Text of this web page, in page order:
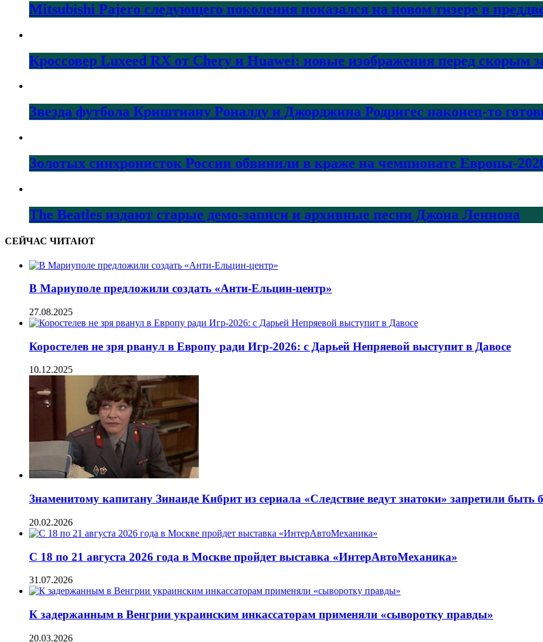
Mitsubishi Pajero следующего поколения показался на новом тизере в
Кроссовер Luxeed RX от Chery и Huawei: новые изображения перед скорым
Звезда футбола Криштиану Роналду и Джорджина Родригес наконец-то
Золотых синхронисток России обвинили в краже на чемпионате Европы-
The Beatles издают старые демо-записи и архивные песни Джона Леннона
СЕЙЧАС ЧИТАЮТ
В Мариуполе предложили создать «Анти-Ельцин-центр»
27.08.2025
Коростелев не зря рванул в Европу ради Игр-2026: с Дарьей Непряевой выступит в Давосе
10.12.2025
Знаменитому капитану Зинаиде Кибрит из сериала «Следствие ведут знатоки» запретили быть
20.02.2026
С 18 по 21 августа 2026 года в Москве пройдет выставка «ИнтерАвтоМеханика»
31.07.2026
К задержанным в Венгрии украинским инкассаторам применяли «сыворотку правды»
20.03.2026